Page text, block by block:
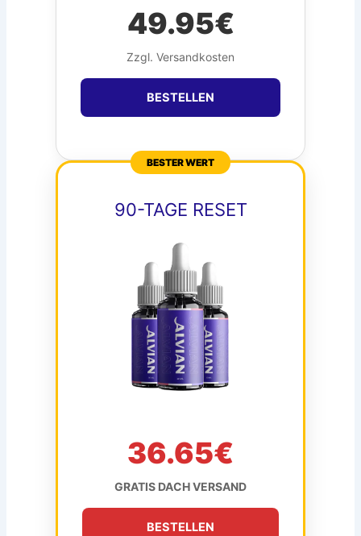
49.95€
Zzgl. Versandkosten
BESTELLEN
BESTER WERT
90-TAGE RESET
36.65€
GRATIS DACH VERSAND
BESTELLEN